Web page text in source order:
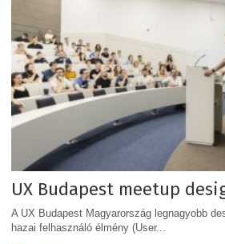
UX Budapest meetup
A UX Budapest Magyarország legnagyobb
hazai felhasználó élmény (User...